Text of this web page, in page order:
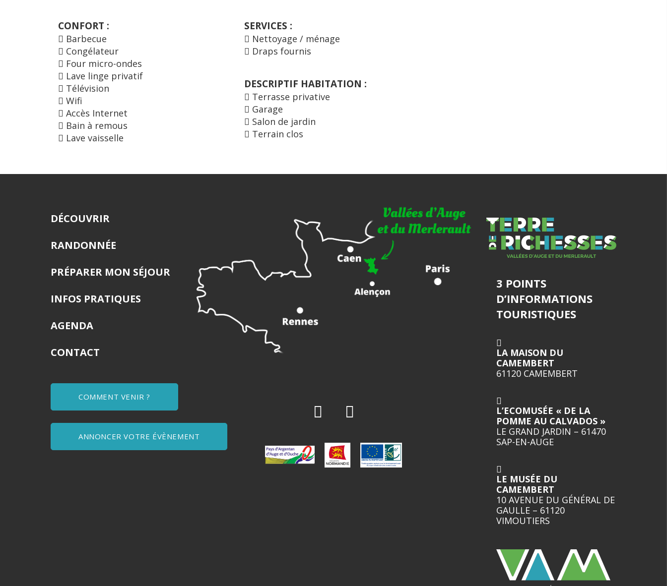
CONFORT :
Barbecue
Congélateur
Four micro-ondes
Lave linge privatif
Télévision
Wifi
Accès Internet
Bain à remous
Lave vaisselle
SERVICES :
Nettoyage / ménage
Draps fournis
DESCRIPTIF HABITATION :
Terrasse privative
Garage
Salon de jardin
Terrain clos
DÉCOUVRIR
RANDONNÉE
PRÉPARER MON SÉJOUR
INFOS PRATIQUES
AGENDA
CONTACT
COMMENT VENIR ?
ANNONCER VOTRE ÉVÈNEMENT
3 POINTS
D’INFORMATIONS
TOURISTIQUES
LA MAISON DU
CAMEMBERT
61120 CAMEMBERT
L’ECOMUSÉE « DE LA
POMME AU CALVADOS »
LE GRAND JARDIN – 61470
SAP-EN-AUGE
LE MUSÉE DU
CAMEMBERT
10 AVENUE DU GÉNÉRAL DE
GAULLE – 61120
VIMOUTIERS